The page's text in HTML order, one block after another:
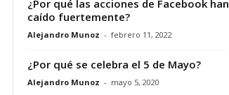
¿Por qué las acciones de Facebook han
caído fuertemente?
Alejandro Munoz - febrero 11, 2022
¿Por qué se celebra el 5 de Mayo?
Alejandro Munoz - mayo 5, 2020